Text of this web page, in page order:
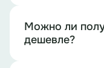
Прочитали очень
Можно ли
дешевле?